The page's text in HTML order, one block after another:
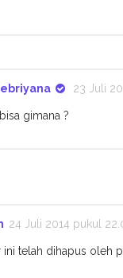
23 Juli
gimana ?
24 Juli 2014 pukul
ini telah dihapus oleh